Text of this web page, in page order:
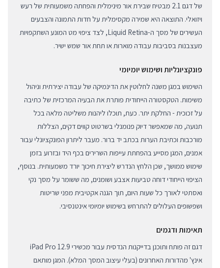
של דגם 2.1 מבטיח שבירת אור מינימלית והפחתה משמעותית של רעש
ויזואלי. התוצאה היא שמירה מקסימלית על חדות התמונה והצבעים
העשירים של מסך ה-Liquid Retina, לצד ציפוי מט המונע השתקפויות
מעצבנות בסביבות עבודה מוארות או תחת אור שמש ישיר.
פונקציונליות ושימוש יומיומי
השימוש במגן משנה לחלוטין את הדינמיקה של עבודה יצירתית וניהול
משימות. הטקסטורה הייחודית פותרת את הבעיה המרכזית של כתיבה
על זכוכית - החלקת יתר. כעת, תוכלו ליהנות משליטה מלאה בכל
תנועה, מה שמאפשר דיוק פנומנלי בשרטוט קווים דקים, הצללות
מורכבות וכתיבת הערות בכתב יד ברור. מעבר ליתרון הפונקציונלי עבור
אמנים, המגן מסייע בהפחתת עייפות השרירים בכף היד ובזרוע בזמן
שימוש ממושך, שכן הלחץ הנדרש ליצירת חיכוך יורד משמעותית. בנוסף,
הציפוי הייחודי דוחה טביעות אצבע ושומנים, מה ששומר על מסך נקי
ואסתטי לאורך כל שעות היום, תוך הגנה אקטיבית מפני שריטות
ושפשופים העלולים להתרחש בשימוש יומיומי אינטנסיבי.
תאימות ודגמים
דגם זה פותח ותוכנן בדייקנות הנדסית עבור מכשירי iPad Pro 12.9
אינץ' מהדורות האחרונים (בעלי עיצוב המסך המלא). המגן מותאם